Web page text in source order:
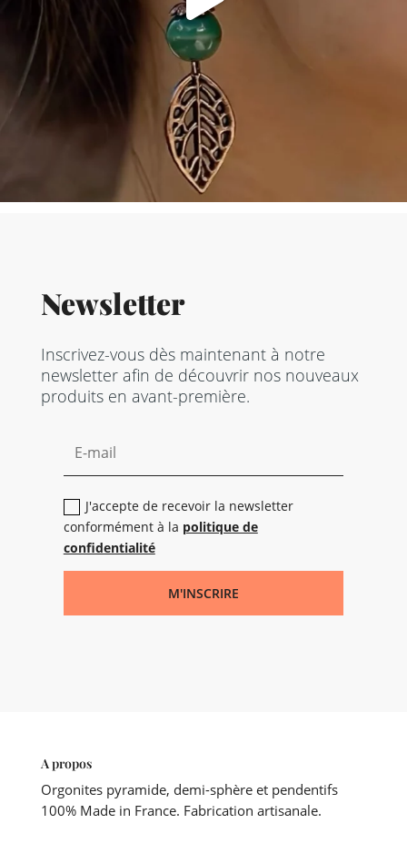
Newsletter
Inscrivez-vous dès maintenant à notre
newsletter afin de découvrir nos nouveaux
produits en avant-première.
J'accepte de recevoir la newsletter
conformément à la politique de
confidentialité
M'INSCRIRE
A propos
Orgonites pyramide, demi-sphère et pendentifs
100% Made in France. Fabrication artisanale.